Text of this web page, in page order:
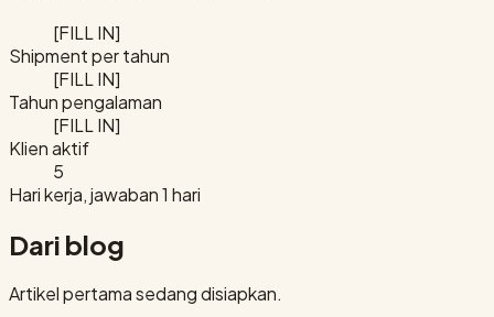
[FILL IN]
Shipment per tahun
[FILL IN]
Tahun pengalaman
[FILL IN]
Klien aktif
5
Hari kerja, jawaban 1 hari
Dari blog
Artikel pertama sedang disiapkan.